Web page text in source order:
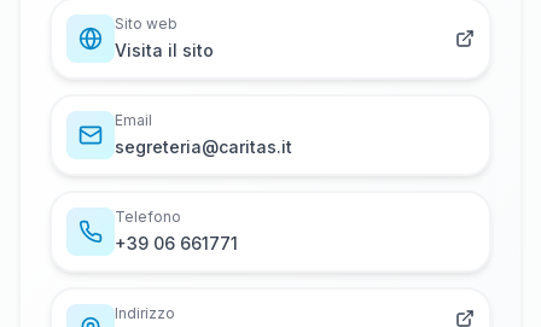
Sito web
Visita il sito
Email
s​e​g​r​e​t​e​r​i​a​@​c​a​r​i​t​a​s​.​i​t
Telefono
+​3​9​ ​0​6​ ​6​6​1​7​7​1
Indirizzo